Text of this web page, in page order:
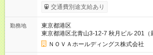
みます。※超過分は全額支給いたします
円／月 みなし残業時間 15時間／月 ★頑
ど、成果に応じて年2回インセンティブを
社員が、半期で20～30万円のインセンテ
も。頑張りが目に見える形で収入に還元
ベーションで仕事に取り組めます。 ★毎月チャンスあり！スピ
交通費別途支給あり
勤務地
東京都港区
東京都港区北青山3-12-7 秋月ビル 201（
ＮＯＶＡホールディングス株式会社